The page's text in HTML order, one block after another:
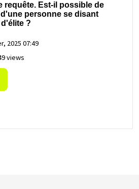
requête. Est-il possible de
personne se disant
?
2025 07:49
views